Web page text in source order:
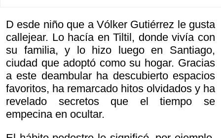
D esde niño que a Vólker Gutiérrez le gusta
callejear. Lo hacía en Tiltil, donde vivía con
su familia, y lo hizo luego en Santiago,
ciudad que adoptó como su hogar. Gracias
a este deambular ha descubierto espacios
favoritos, ha remarcado hitos olvidados y ha
revelado secretos que el tiempo se
empecina en ocultar.